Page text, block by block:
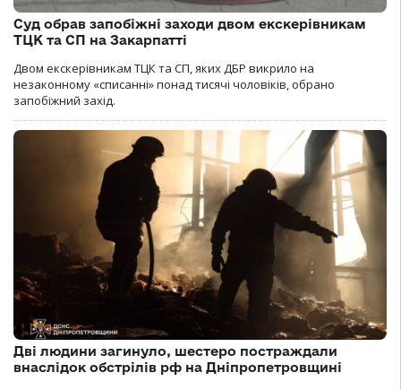
Суд обрав запобіжні заходи двом екскерівникам
ТЦК та СП на Закарпатті
Двом екскерівникам ТЦК та СП, яких ДБР викрило на
незаконному «списанні» понад тисячі чоловіків, обрано
запобіжний захід.
Дві людини загинуло, шестеро постраждали
внаслідок обстрілів рф на Дніпропетровщині